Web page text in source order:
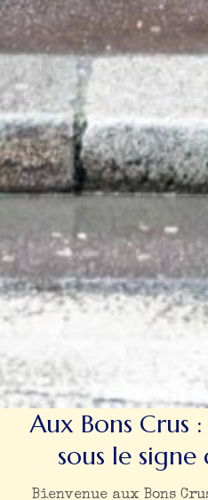
Aux Bons Crus
sous le signe
Bienvenue aux Bons